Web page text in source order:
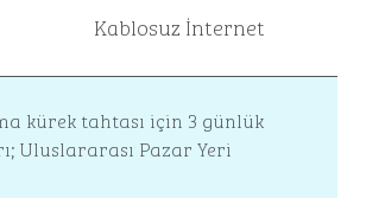
Kablosuz İnternet
kürek tahtası için 3 günlük
Uluslararası Pazar Yeri